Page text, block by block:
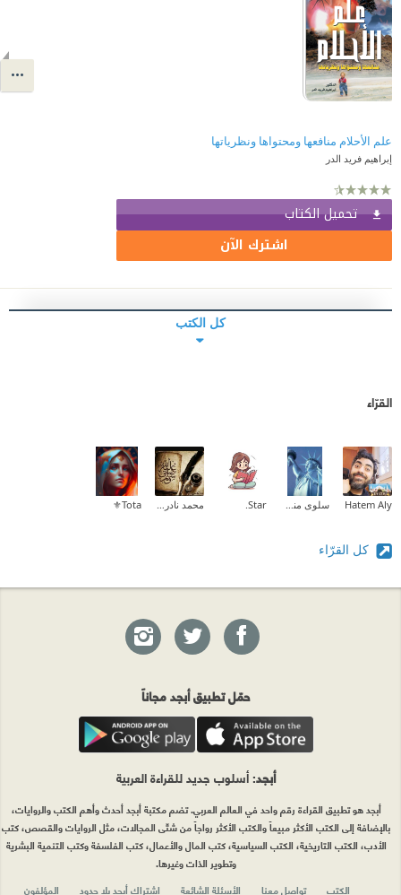
علم الأحلام منافعها ومحتواها ونظرياتها
إبراهيم فريد الدر
تحميل الكتاب
اشترك الآن
كل الكتب
القرّاء
Hatem Aly
Star.
Tota⚜️
كل القرّاء
حمّل تطبيق أبجد مجاناً
أبجد: أسلوب جديد للقراءة العربية
أبجد هو تطبيق القراءة رقم واحد في العالم العربي. تضم مكتبة أبجد أحدث وأهم الكتب والروايات،
بالإضافة إلى الكتب الأكثر مبيعاً والكتب الأكثر رواجاً من شتّى المجالات، مثل الروايات والقصص، كتب
الأدب، الكتب التاريخية، الكتب السياسية، كتب المال والأعمال، كتب الفلسفة وكتب التنمية البشرية
وتطوير الذات وغيرها.
الكتب
تواصل معنا الأسئلة الشائعة اشتراك أبجد بلا حدود المؤلفون